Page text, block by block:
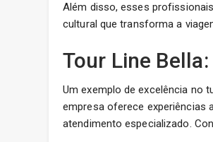
Além disso, esses
cultural que transforma a
Tour Line
Um exemplo de excelência no
empresa oferece experiências
atendimento especializado.